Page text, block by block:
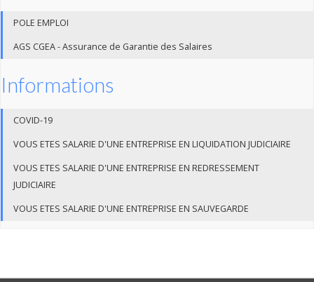
POLE EMPLOI
AGS CGEA - Assurance de Garantie des Salaires
Informations
COVID-19
VOUS ETES SALARIE D'UNE ENTREPRISE EN LIQUIDATION JUDICIAIRE
VOUS ETES SALARIE D'UNE ENTREPRISE EN REDRESSEMENT
JUDICIAIRE
VOUS ETES SALARIE D'UNE ENTREPRISE EN SAUVEGARDE